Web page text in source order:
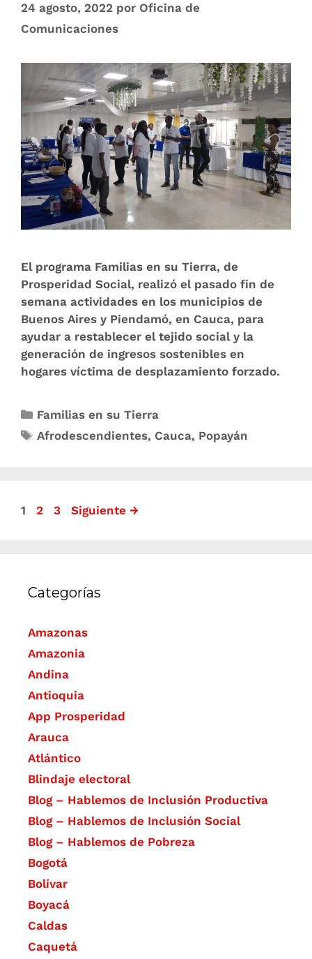
24 agosto, 2022 por Oficina de
Comunicaciones
El programa Familias en su Tierra, de
Prosperidad Social, realizó el pasado fin de
semana actividades en los municipios de
Buenos Aires y Piendamó, en Cauca, para
ayudar a restablecer el tejido social y la
generación de ingresos sostenibles en
hogares víctima de desplazamiento forzado.
Familias en su Tierra
Afrodescendientes, Cauca, Popayán
1 2 3 Siguiente →
Categorías
Amazonas
Amazonia
Andina
Antioquia
App Prosperidad
Arauca
Atlántico
Blindaje electoral
Blog – Hablemos de Inclusión Productiva
Blog – Hablemos de Inclusión Social
Blog – Hablemos de Pobreza
Bogotá
Bolívar
Boyacá
Caldas
Caquetá